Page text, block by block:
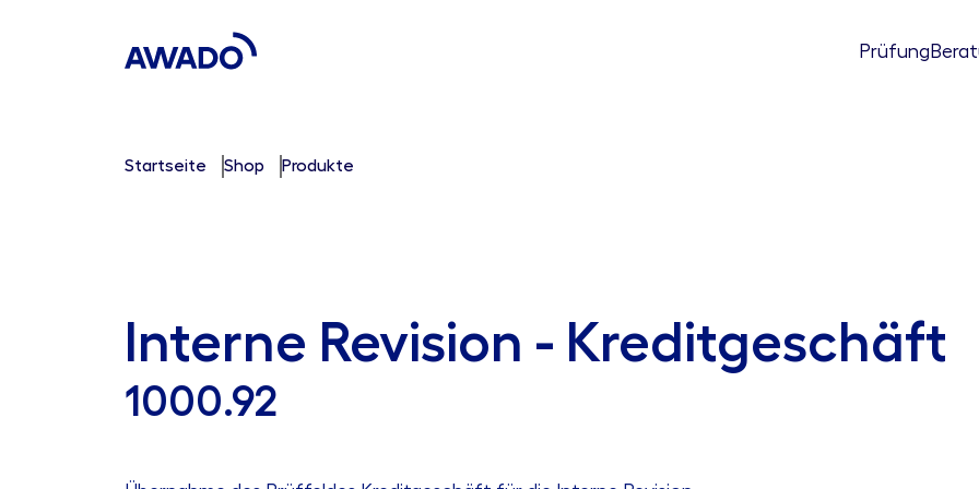
Prüfung
Startseite Shop Produkte
Interne Revision - Kreditgeschäft
1000.92